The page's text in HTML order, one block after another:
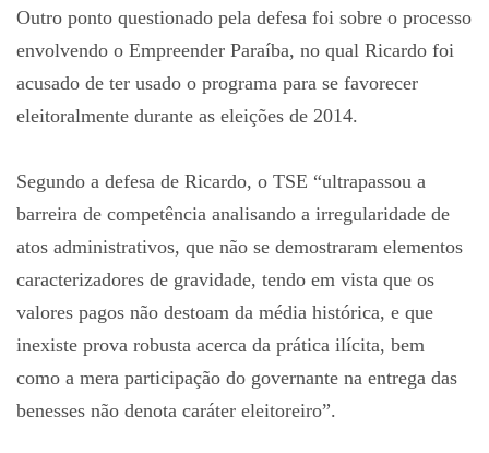
Outro ponto questionado pela defesa foi sobre o processo
envolvendo o Empreender Paraíba, no qual Ricardo foi
acusado de ter usado o programa para se favorecer
eleitoralmente durante as eleições de 2014.
Segundo a defesa de Ricardo, o TSE “ultrapassou a
barreira de competência analisando a irregularidade de
atos administrativos, que não se demostraram elementos
caracterizadores de gravidade, tendo em vista que os
valores pagos não destoam da média histórica, e que
inexiste prova robusta acerca da prática ilícita, bem
como a mera participação do governante na entrega das
benesses não denota caráter eleitoreiro”.